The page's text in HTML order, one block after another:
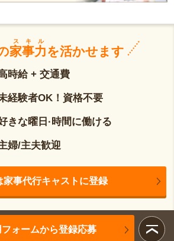
家事力
スキル
を活かせます
時給 + 交通費
経験者OK！資格不要
きな曜日·時間に働ける
婦/主夫歓迎
家事代行キャストに登録
フォームから登録応募